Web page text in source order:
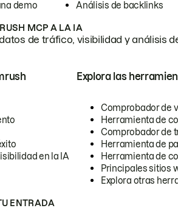
demo
Análisis de backlinks
MCP A LA IA
de tráfico, visibilidad y análisis
en la IA
Explora las
Comprobador de
Herramienta de
Comprobador de
Herramienta de
Herramienta de
Principales sitios
Explora otras
ENTRADA